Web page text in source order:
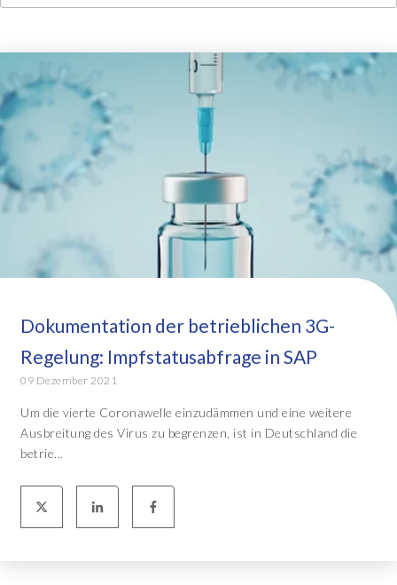
Dokumentation der betrieblichen 3G-
Regelung: Impfstatusabfrage in SAP
09 Dezember 2021
Um die vierte Coronawelle einzudämmen und eine weitere
Ausbreitung des Virus zu begrenzen, ist in Deutschland die
betrie...